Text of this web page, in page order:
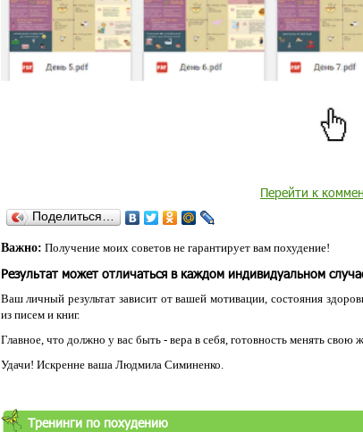
Перейти к
Поделиться…
Важно: Получение моих советов не гарантирует вам похудение!
Результат может отличаться в каждом индивидуальном
Ваш личный результат зависит от вашей мотивации, состояния
из писем и книг.
Главное, что должно у вас быть - вера в себя, готовность менять свою
Удачи! Искренне ваша Людмила Симиненко.
Тренинги по похудению